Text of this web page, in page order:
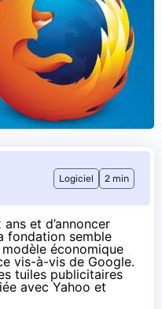
Logiciel 2 min
ans et d’annoncer
fondation semble
économique
vis-à-vis de Google.
tuiles publicitaires
avec Yahoo et